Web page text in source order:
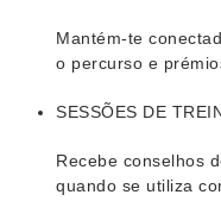
Mantém-te
o percurso e
SESSÕES DE
Recebe conselhos
quando se utiliza